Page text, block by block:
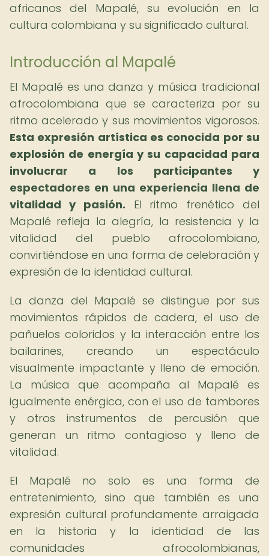
africanos del Mapalé, su evolución en la
cultura colombiana y su significado cultural.
Introducción al Mapalé
El Mapalé es una danza y música tradicional
afrocolombiana que se caracteriza por su
ritmo acelerado y sus movimientos vigorosos.
Esta expresión artística es conocida por su
explosión de energía y su capacidad para
involucrar a los participantes y
espectadores en una experiencia llena de
vitalidad y pasión. El ritmo frenético del
Mapalé refleja la alegría, la resistencia y la
vitalidad del pueblo afrocolombiano,
convirtiéndose en una forma de celebración y
expresión de la identidad cultural.
La danza del Mapalé se distingue por sus
movimientos rápidos de cadera, el uso de
pañuelos coloridos y la interacción entre los
bailarines, creando un espectáculo
visualmente impactante y lleno de emoción.
La música que acompaña al Mapalé es
igualmente enérgica, con el uso de tambores
y otros instrumentos de percusión que
generan un ritmo contagioso y lleno de
vitalidad.
El Mapalé no solo es una forma de
entretenimiento, sino que también es una
expresión cultural profundamente arraigada
en la historia y la identidad de las
comunidades afrocolombianas,